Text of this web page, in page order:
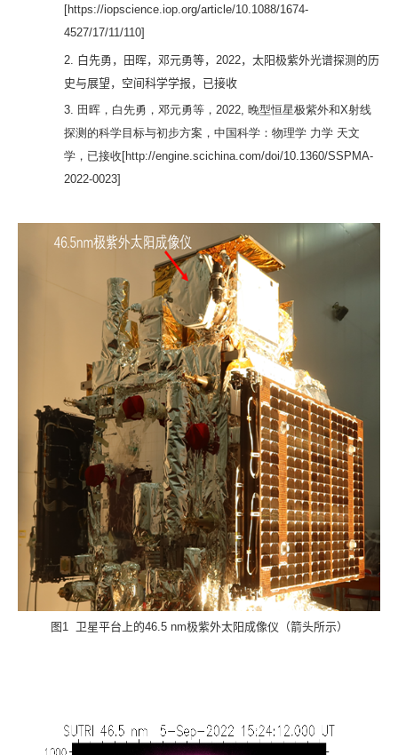
[https://iopscience.iop.org/article/10.1088/1674-
4527/17/11/110]
2. 白先勇，田晖，邓元勇等， 2022，太阳极紫外光谱探测的历
史与展望，空间科学学报，已接收
3. 田晖，白先勇，邓元勇等，2022, 晚型恒星极紫外和X射线
探测的科学目标与初步方案，中国科学：物理学 力学 天文
学，已接收 [http://engine.scichina.com/doi/10.1360/SSPMA-
2022-0023]
图 1 卫星平台上的46.5 nm极紫外太阳成像仪（箭头所示）